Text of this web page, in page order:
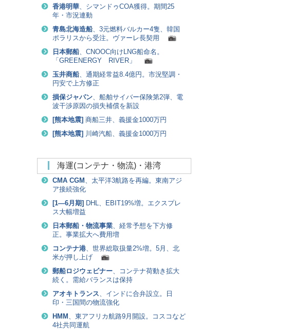
香港明華、シマンドゥCOA獲得。期間25
年・市況連動
青島北海造船、3元燃料バルカー4隻、韓国
ポラリスから受注。ヴァーレ長契用
日本郵船、CNOOC向けLNG船命名。
「GREENERGY RIVER」
玉井商船、通期経常益8.4億円。市況堅調・
円安で上方修正
損保ジャパン、船舶サイバー保険第2弾、電
波干渉原因の損失補償を新設
[熊本地震] 商船三井、義援金1000万円
[熊本地震] 川崎汽船、義援金1000万円
海運(コンテナ・物流)・港湾
CMA CGM 、太平洋3航路を再編。東南アジ
ア接続強化
[1―6月期] DHL、EBIT19%増。エクスプレ
ス大幅増益
日本郵船・物流事業、経常予想を下方修
正。事業拡大へ費用増
コンテナ港、世界総取扱量2%増。5月、北
米が押し上げ
郵船ロジウェビナー、コンテナ荷動き拡大
続く。需給バランスは保持
アオキトランス、インドに合弁設立。日
印・三国間の物流強化
HMM 、東アフリカ航路9月開設。コスコなど
4社共同運航